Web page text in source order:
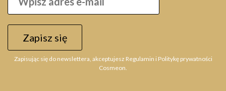
Zapisz się
Zapisując się do newslettera, akceptujesz Regulamin i Politykę prywatności
Cosmeon.